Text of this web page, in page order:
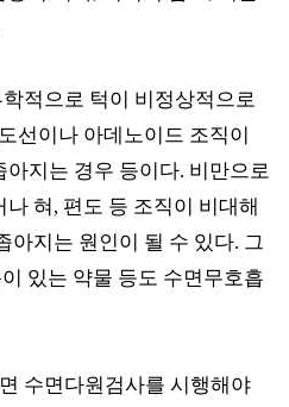
적으로 턱이 비정상적으로
선이나 아데노이드 조직이
아지는 경우 등이다. 비만으로
나 혀 , 편도 등 조직이 비대해
아지는 원인이 될 수 있다. 그
있는 약물 등도 수면무호흡
수면다원검사를 시행해야